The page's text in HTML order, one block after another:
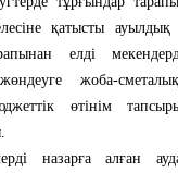
қатысты ауылдық
елді
жоба-
өтінім
назарға алған